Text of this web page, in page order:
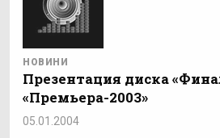
НОВИНИ
Презентация диска
«Премьера-2003»
05.01.2004